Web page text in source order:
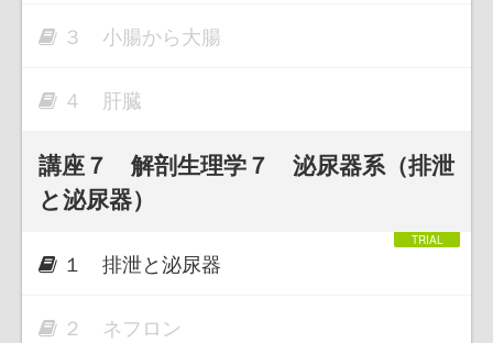
３ 小腸から大腸
４ 肝臓
講座７ 解剖生理学７ 泌尿器系（排泄
と泌尿器）
１ 排泄と泌尿器
２ ネフロン